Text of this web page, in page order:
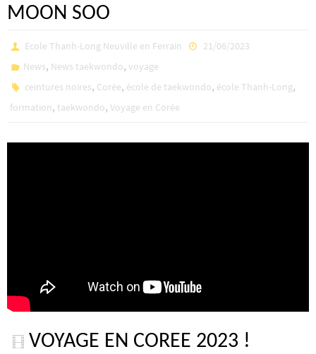
MOON SOO
Ecole Thanh-Long Neuville en Ferrain
21/06/2023
News, News taekwondo,voyage
ceintures noires, Corée, école de taekwondo, école Thanh-Long,
formation, taekwondo, Voyage en Corée
VOYAGE EN COREE 2023 !